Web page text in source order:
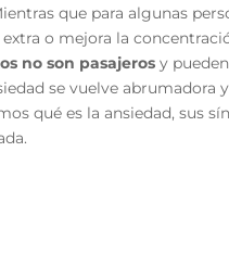
que para algunas
o mejora la
no son pasajeros y
se vuelve
qué es la ansiedad, sus